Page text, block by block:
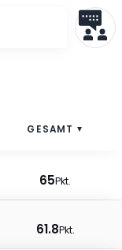
-
GESAMT ▲
65Pkt.
61.8Pkt.